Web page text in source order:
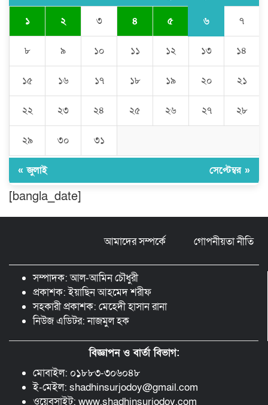
বিশ্বনাথে ‘প্রবাসী ওয়েলফেয়ার
এসোসিয়েশন’র পক্ষ থেকে নগদ অর্থ বিতরণ
মন্ত্রীর নাম ভাঙিয়ে তদবির বাণিজ্য মোংলায়
ফেন্সিডিল ও ৩২ হাজার টাকা উদ্ধার, আটক ১
মাদকবিরোধী ক্যাম্পেইন
ফয়জুন্নেসা চৌধুরানী স্বর্ণপদক’ পেলেন কবি
এম. আব্দুল কাইয়ুম
১ ২ ৩ ৪ ৫ ৬ ৭
৮ ৯ ১০ ১১ ১২ ১৩ ১৪
১৫ ১৬ ১৭ ১৮ ১৯ ২০ ২১
২২ ২৩ ২৪ ২৫ ২৬ ২৭ ২৮
২৯ ৩০ ৩১
« জুলাই সেপ্টেম্বর »
[bangla_date]
আমাদের সম্পর্কে গোপনীয়তা নীতি
সম্পাদক: আল-আমিন চৌধুরী
প্রকাশক: ইয়াছিন আহমেদ শরীফ
সহকারী প্রকাশক: মেহেদী হাসান রানা
নিউজ এডিটর: নাজমুল হক
বিজ্ঞাপন ও বার্তা বিভাগ:
মোবাইল: ০১৮৮৩-৩০৬০৪৮
ই-মেইল: shadhinsurjodoy@gmail.com
ওয়েবসাইট: www.shadhinsurjodoy.com